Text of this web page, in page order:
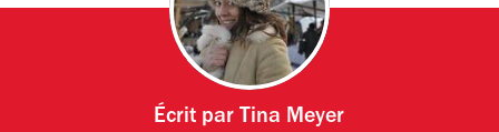
Écrit par Tina Meyer